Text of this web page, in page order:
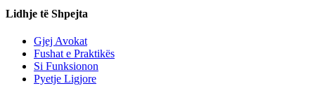
Lidhje të Shpejta
Gjej Avokat
Fushat e Praktikës
Si Funksionon
Pyetje Ligjore